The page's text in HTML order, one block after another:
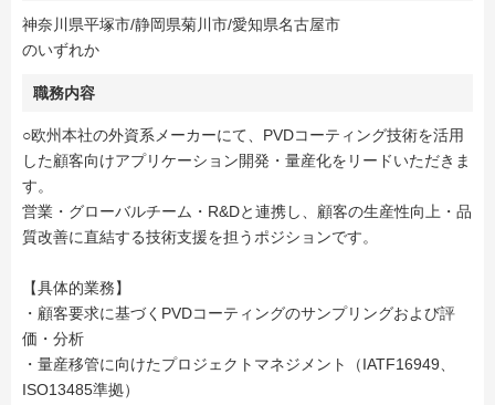
神奈川県平塚市/静岡県菊川市/愛知県名古屋市
のいずれか
職務内容
○欧州本社の外資系メーカーにて、PVDコーティング技術を活用
した顧客向けアプリケーション開発・量産化をリードいただきま
す。
営業・グローバルチーム・R&Dと連携し、顧客の生産性向上・品
質改善に直結する技術支援を担うポジションです。
【具体的業務】
・顧客要求に基づくPVDコーティングのサンプリングおよび評
価・分析
・量産移管に向けたプロジェクトマネジメント（IATF16949、
ISO13485準拠）